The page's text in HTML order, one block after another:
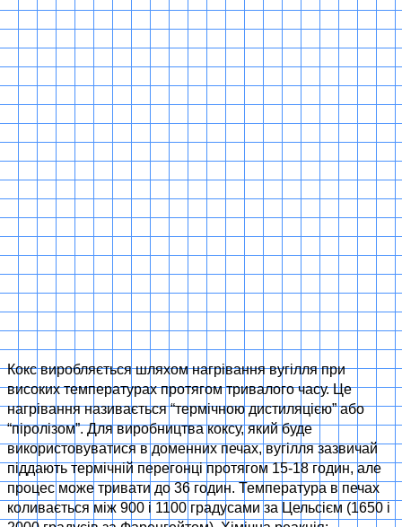
Кокс виробляється шляхом нагрівання вугілля при
високих температурах протягом тривалого часу. Це
нагрівання називається “термічною дистиляцією” або
“піролізом”. Для виробництва коксу, який буде
використовуватися в доменних печах, вугілля зазвичай
піддають термічній перегонці протягом 15-18 годин, але
процес може тривати до 36 годин. Температура в печах
коливається між 900 і 1100 градусами за Цельсієм (1650 і